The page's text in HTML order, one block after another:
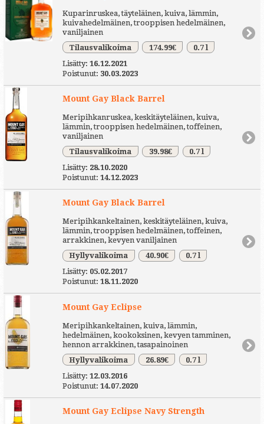
Kuparinruskea, täyteläinen, kuiva, lämmin,
kuivahedelmäinen, trooppisen hedelmäinen,
vaniljainen
Tilausvalikoima
174.99€
0.7 l
Lisätty: 16.12.2021
Poistunut: 30.03.2023
Mount Gay Black Barrel
Meripihkanruskea, keskitäyteläinen, kuiva,
lämmin, trooppisen hedelmäinen, toffeinen,
vaniljainen
Tilausvalikoima
39.98€
0.7 l
Lisätty: 28.10.2020
Poistunut: 14.12.2023
Mount Gay Black Barrel
Meripihkankeltainen, keskitäyteläinen, kuiva,
lämmin, trooppisen hedelmäinen, toffeinen,
arrakkinen, kevyen vaniljainen
Hyllyvalikoima
40.90€
0.7 l
Lisätty: 05.02.2017
Poistunut: 18.11.2020
Mount Gay Eclipse
Meripihkankeltainen, kuiva, lämmin,
hedelmäinen, kookoksinen, kevyen tamminen,
hennon arrakkinen, tasapainoinen
Hyllyvalikoima
26.89€
0.7 l
Lisätty: 12.03.2016
Poistunut: 14.07.2020
Mount Gay Eclipse Navy Strength